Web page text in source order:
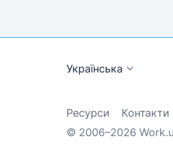
Українська
Ресурси Контакти
© 2006–2026